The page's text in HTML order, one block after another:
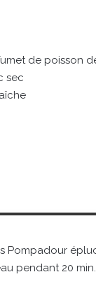
de poisson
sec
Pompadour
pendant 20 min.